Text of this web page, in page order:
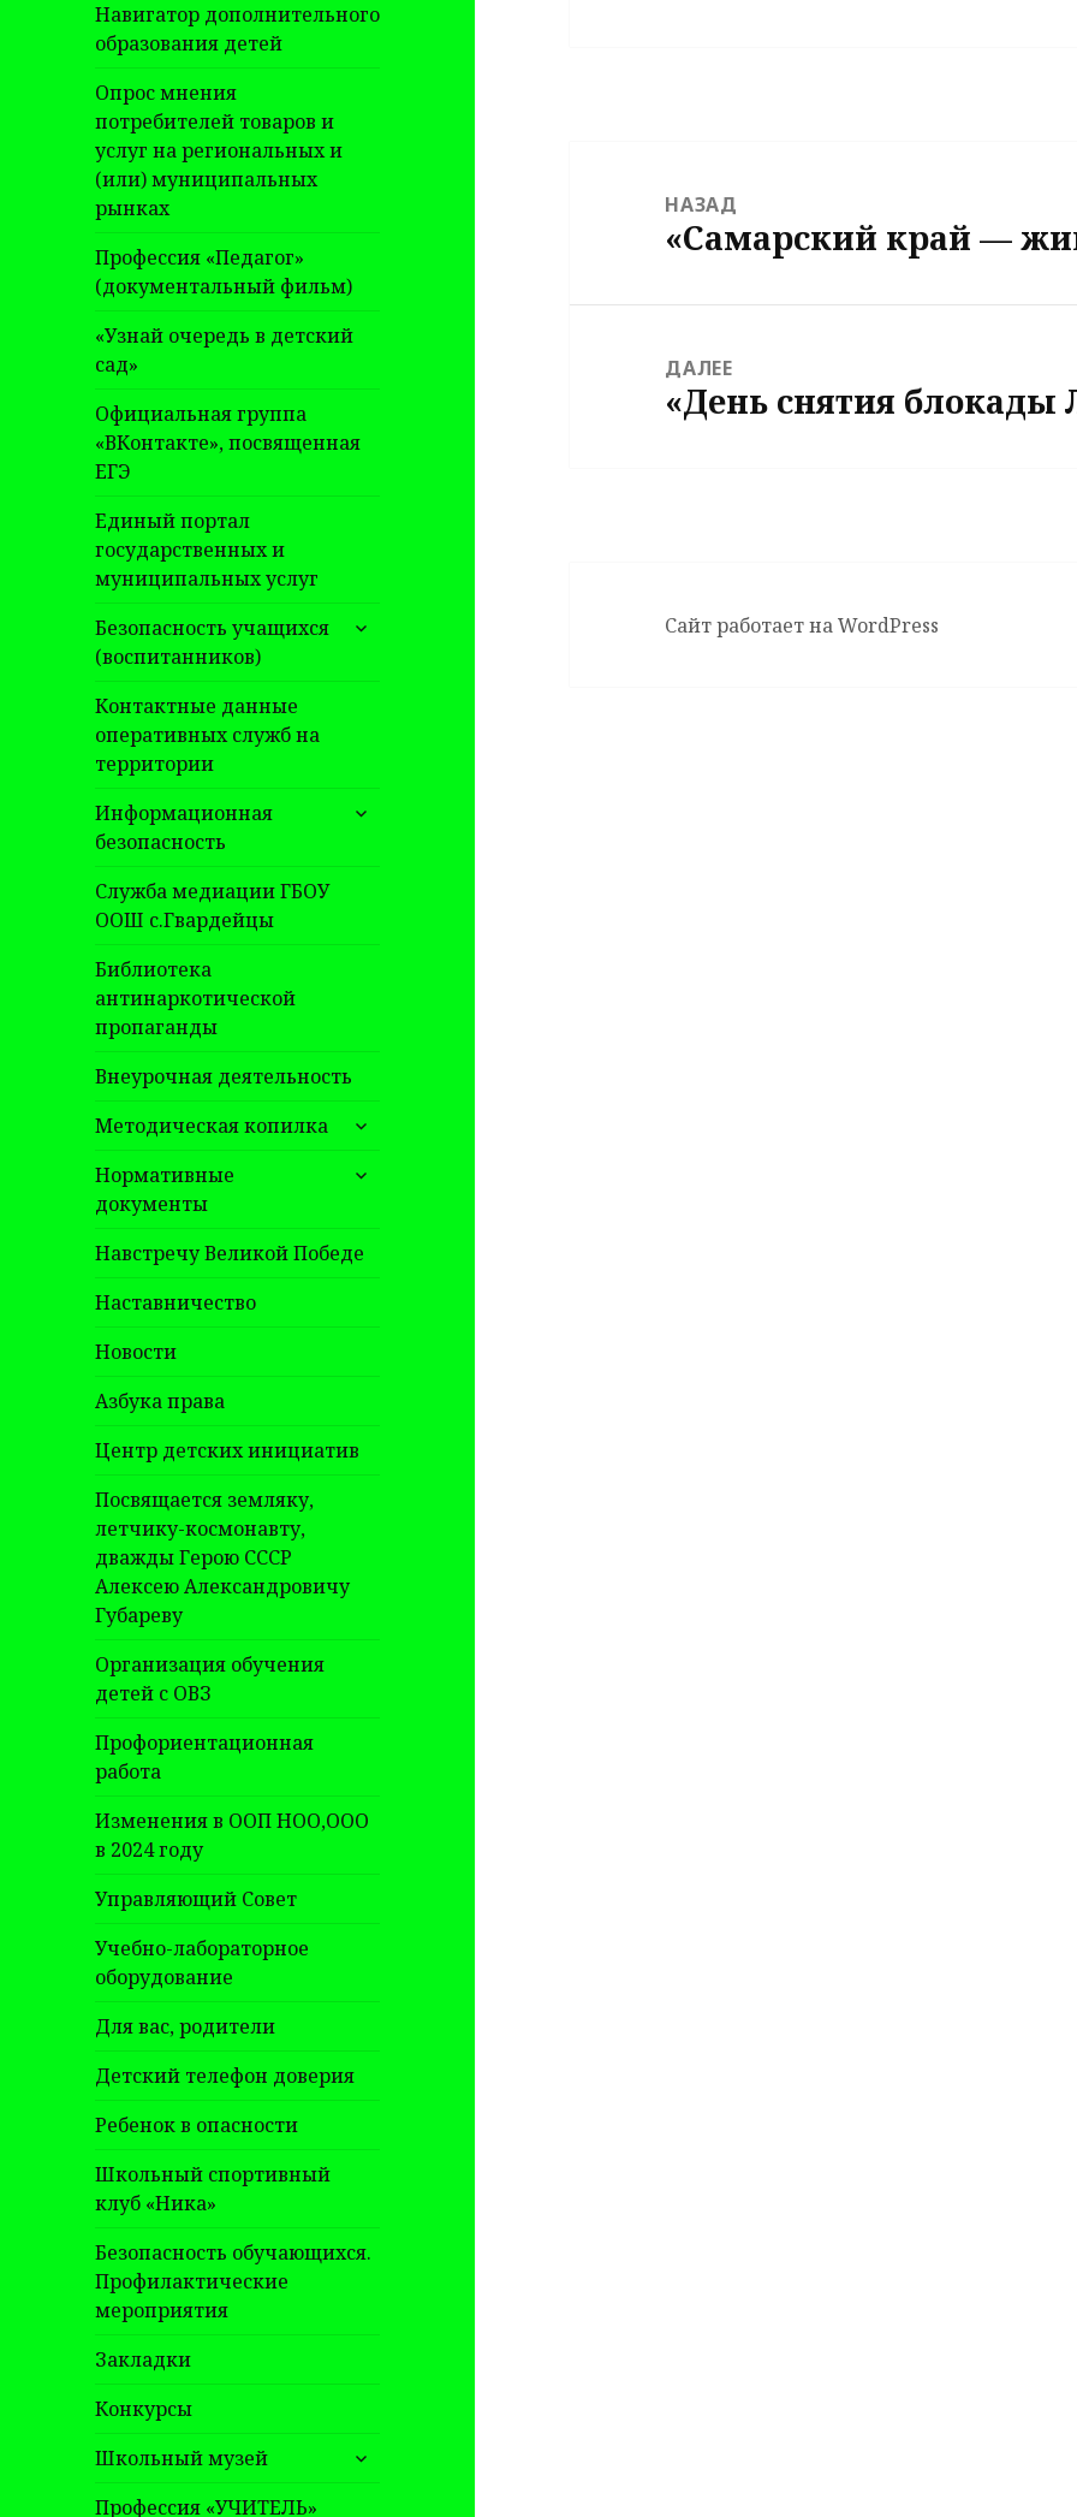
Навигатор дополнительного
образования детей
Опрос мнения
потребителей товаров и
услуг на региональных и
(или) муниципальных
рынках
Профессия «Педагог»
(документальный фильм)
«Узнай очередь в детский
сад»
Официальная группа
«ВКонтакте», посвященная
ЕГЭ
Единый портал
государственных и
муниципальных услуг
Безопасность учащихся
(воспитанников)
раскрыть
Контактные данные
оперативных служб на
территории
Информационная
безопасность
раскрыть
Служба медиации ГБОУ
ООШ с.Гвардейцы
Библиотека
антинаркотической
пропаганды
Внеурочная деятельность
Методическая копилка
раскрыть
дочернее
меню
Нормативные
документы
раскрыть
Навстречу Великой Победе
Наставничество
Новости
Азбука права
Центр детских инициатив
Посвящается земляку,
летчику-космонавту,
дважды Герою СССР
Алексею Александровичу
Губареву
Организация обучения
детей с ОВЗ
Профориентационная
работа
Изменения в ООП НОО,ООО
в 2024 году
Управляющий Совет
Учебно-лабораторное
оборудование
Для вас, родители
Детский телефон доверия
Ребенок в опасности
Школьный спортивный
клуб «Ника»
Безопасность обучающихся.
Профилактические
мероприятия
Закладки
Конкурсы
Школьный музей
раскрыть
дочернее
Профессия «УЧИТЕЛЬ»
записям
НАЗАД
Предыдущая
«Самарский край —
ДАЛЕЕ
Следующая
«День снятия блокады
Сайт работает на WordPress